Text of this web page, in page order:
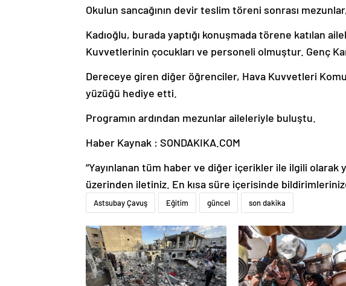
Okulun sancağının devir teslim töreni sonrası
Kadıoğlu, burada yaptığı konuşmada törene katılan
Kuvvetlerinin çocukları ve personeli olmuştur. Genç
Dereceye giren diğer öğrenciler, Hava Kuvvetleri
yüzüğü hediye etti.
Programın ardından mezunlar aileleriyle buluştu.
Haber Kaynak : SONDAKIKA.COM
“Yayınlanan tüm haber ve diğer içerikler ile ilgili
üzerinden iletiniz. En kısa süre içerisinde
Astsubay Çavuş Eğitim güncel son dakika